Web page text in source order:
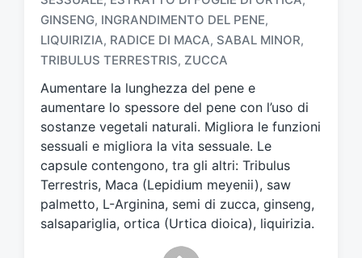
T
a
g
a
t
o
o
n
GINSENG, INGRANDIMENTO DEL PENE,
LIQUIRIZIA, RADICE DI MACA, SABAL MINOR,
TRIBULUS TERRESTRIS, ZUCCA
Aumentare la lunghezza del pene e
aumentare lo spessore del pene con l’uso di
sostanze vegetali naturali. Migliora le funzioni
sessuali e migliora la vita sessuale. Le
capsule contengono, tra gli altri: Tribulus
Terrestris, Maca (Lepidium meyenii), saw
palmetto, L-Arginina, semi di zucca, ginseng,
salsapariglia, ortica (Urtica dioica), liquirizia.